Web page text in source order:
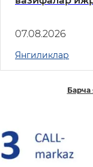
07.08.2026
Янгиликлар
Барча